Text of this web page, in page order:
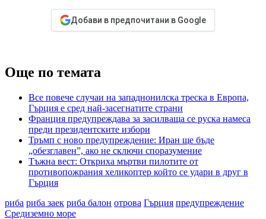
Добави в предпочитани в Google
Още по темата
Все повече случаи на западнонилска треска в Европа,
Гърция е сред най-засегнатите страни
Франция предупреждава за засилваща се руска намеса
преди президентските избори
Тръмп с ново предупреждение: Иран ще бъде
„обезглавен”, ако не сключи споразумение
Тъжна вест: Откриха мъртви пилотите от
противопожрания хеликоптер който се удари в друг в
Гърция
риба риба заек риба балон отрова Гърция предупреждение
Средиземно море